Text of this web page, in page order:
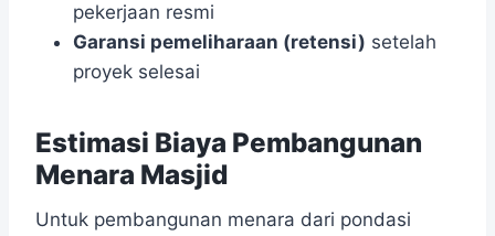
pekerjaan resmi
Garansi pemeliharaan (retensi) setelah
proyek selesai
Estimasi Biaya Pembangunan
Menara Masjid
Untuk pembangunan menara dari pondasi